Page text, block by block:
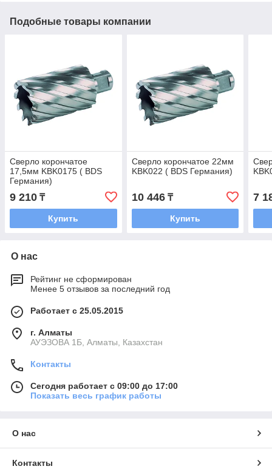
Подобные товары компании
Сверло корончатое
17,5мм KBK0175 ( BDS
Германия)
9 210 ₸
Купить
Сверло корончатое 22мм
KBK022 ( BDS Германия)
10 446₸
Купить
7
О нас
Рейтинг не сформирован
Менее 5 отзывов за последний год
Работает с 25.05.2015
г. Алматы
АУЭЗОВА 1Б, Алматы, Казахстан
Контакты
Сегодня работает с 09:00 до 17:00
Показать весь график работы
О нас
Контакты